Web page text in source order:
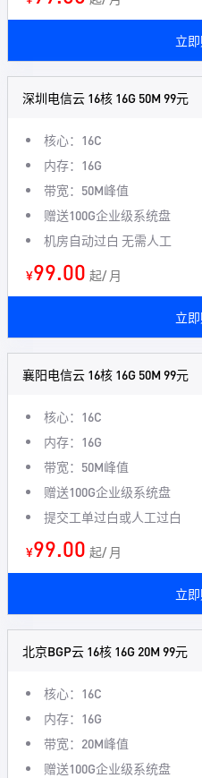
立
深圳电信云 16核 16G 50M 99元
核心：16C
内存：16G
带宽：50M峰值
赠送100G企业级系统盘
机房自动过白 无需人工
¥99.00 起/ 月
立
襄阳电信云 16核 16G 50M 99元
核心：16C
内存：16G
带宽：50M峰值
赠送100G企业级系统盘
提交工单过白或人工过白
¥99.00 起/ 月
立
北京BGP云 16核 16G 20M 99元
核心：16C
内存：16G
带宽：20M峰值
赠送100G企业级系统盘